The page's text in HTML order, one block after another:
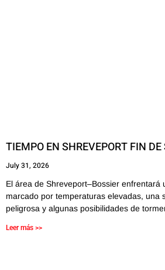
TIEMPO EN SHREVEPORT FIN
July 31, 2026
El área de Shreveport–Bossier enfrentará
marcado por temperaturas elevadas, una
peligrosa y algunas posibilidades de
Leer más >>